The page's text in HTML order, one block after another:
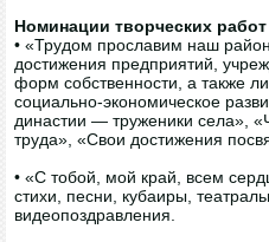
Номинации творческих работ
• «Трудом прославим наш
достижения предприятий,
форм собственности, а также
социально-экономическое
династии — труженики села»,
труда», «Свои достижения
• «С тобой, мой край, всем
стихи, песни, кубаиры,
видеопоздравления.